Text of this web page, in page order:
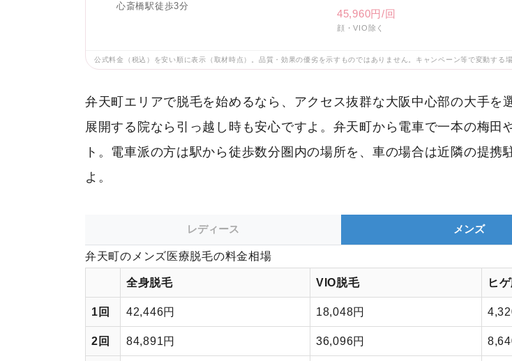
心斎橋駅徒歩3分
45,960円/回
顔・VIO除く
公式料金（税込）を安い順に表示（取材時点）。品質・効果の優劣を示すものではありません。キャンペーン等で変動する
弁天町エリアで脱毛を始めるなら、アクセス抜群な大阪中心部の大手
展開する院なら引っ越し時も安心ですよ。弁天町から電車で一本の梅
ト。電車派の方は駅から徒歩数分圏内の場所を、車の場合は近隣の提
よ。
レディース メンズ
弁天町のメンズ医療脱毛の料金相場
全身脱毛 VIO脱毛 ヒ
1回 42,446円 18,048円
2回 84,891円 36,096円